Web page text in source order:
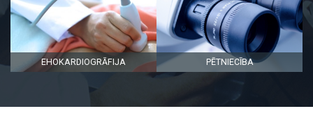
EHOKARDIOGRĀFIJA PĒTNIECĪBA